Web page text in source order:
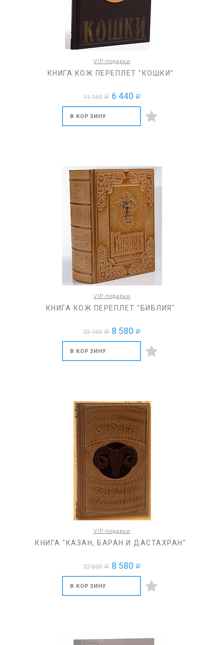
VIP-подарки
КНИГА КОЖ ПЕРЕПЛЕТ "КОШКИ"
11 160 a 6 440 a
В КОРЗИНУ
VIP-подарки
КНИГА КОЖ ПЕРЕПЛЕТ "БИБЛИЯ"
23 160 a 8 580 a
В КОРЗИНУ
VIP-подарки
КНИГА "КАЗАН, БАРАН И ДАСТАХРАН"
22 500 a 8 580 a
В КОРЗИНУ